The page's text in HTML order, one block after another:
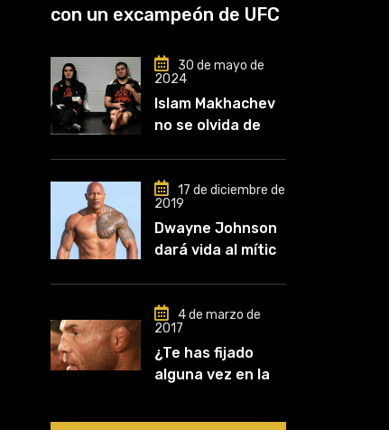
con un excampeón de UFC
30 de mayo de
2024
Islam Makhachev
no se olvida de
que comencé a
entrenar, jugó un
papel clave en mi
carrera»
17 de diciembre de
2019
Dwayne Johnson
dará vida al mítico
4 de marzo de
2017
¿Te has fijado
alguna vez en las
luchadores?